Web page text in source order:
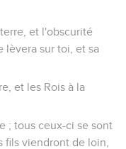
et l'obscurité
lèvera sur toi, et sa
et les Rois à la
; tous ceux-ci se sont
fils viendront de loin,